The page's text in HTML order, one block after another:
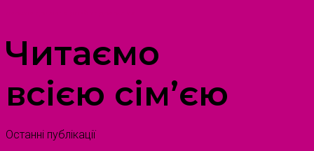
Читаємо
всією сім’єю
Останні публікації